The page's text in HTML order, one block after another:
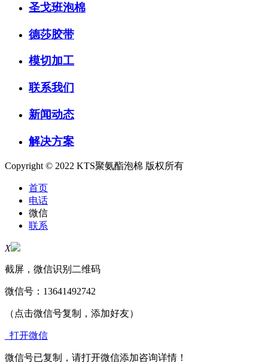
圣戈班泡棉
德莎胶带
模切加工
联系我们
新闻动态
解决方案
Copyright © 2022 KTS聚氨酯泡棉 版权所有
首页
电话
微信
联系
X
截屏，微信识别二维码
微信号： 13641492742
（点击微信号复制，添加好友）
打开微信
微信号已复制，请打开微信添加咨询详情！